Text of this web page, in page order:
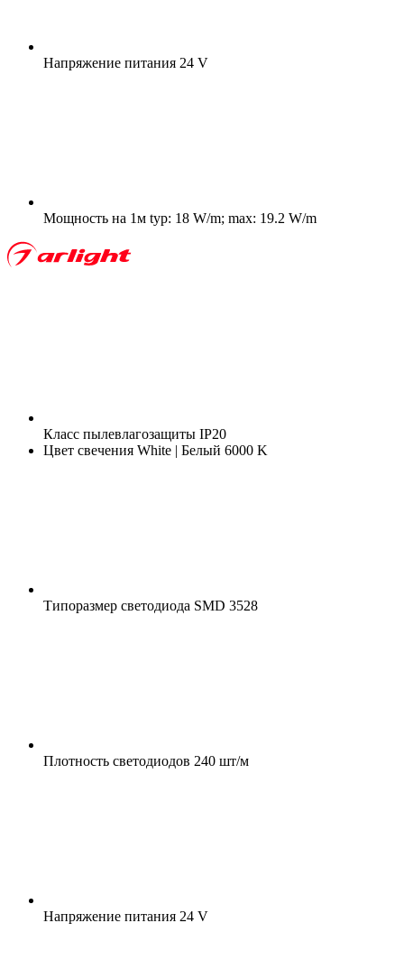
Напряжение питания 24 V
Мощность на 1м typ: 18 W/m; max: 19.2 W/m
Класс пылевлагозащиты IP20
Цвет свечения White | Белый 6000 K
Типоразмер светодиода SMD 3528
Плотность светодиодов 240 шт/м
Напряжение питания 24 V